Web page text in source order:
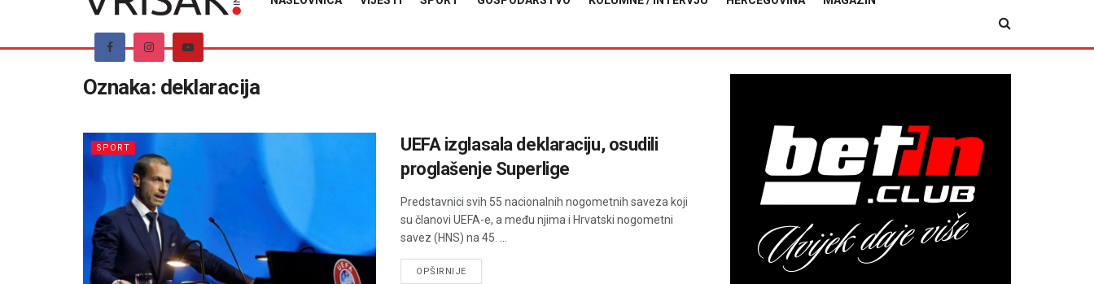
Oznaka: deklaracija
SPORT
UEFA izglasala deklaraciju, osudili
proglašenje Superlige
Predstavnici svih 55 nacionalnih nogometnih saveza koji
su članovi UEFA-e, a među njima i Hrvatski nogometni
savez (HNS) na 45. ...
OPŠIRNIJEDETAILS